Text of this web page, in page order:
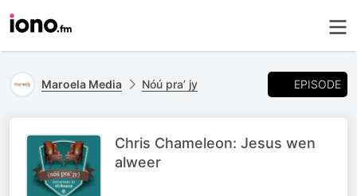
Maroela Media Nóú pra’ jy EPISODE
Chris Chameleon: Jesus wen
alweer